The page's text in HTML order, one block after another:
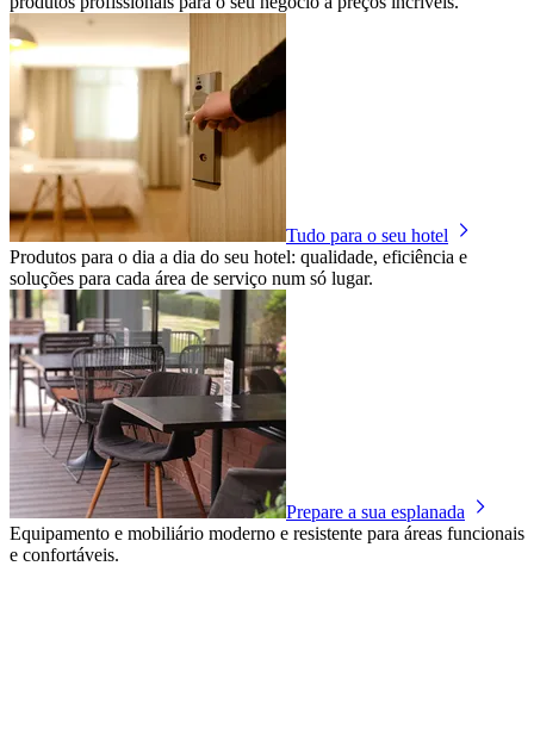
Tudo para o seu hotel
Produtos para o dia a dia do seu hotel: qualidade, eficiência e
soluções para cada área de serviço num só lugar.
Prepare a sua esplanada
Equipamento e mobiliário moderno e resistente para áreas funcionais
e confortáveis.